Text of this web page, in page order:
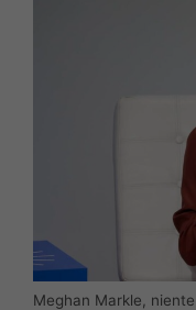
Meghan Markle,